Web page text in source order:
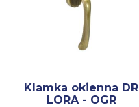
Klamka okienna DR
LORA - OGR